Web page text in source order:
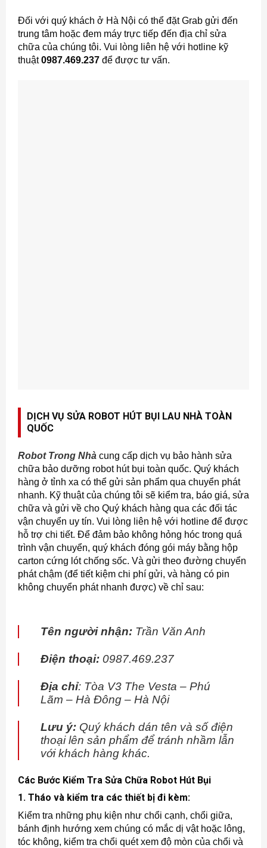
Đối với quý khách ở Hà Nội có thể đặt Grab gửi đến
trung tâm hoặc đem máy trực tiếp đến địa chỉ sửa
chữa của chúng tôi. Vui lòng liên hệ với hotline kỹ
thuật0987.469.237để được tư vấn.
DỊCH VỤ SỬA ROBOT HÚT BỤI LAU NHÀ TOÀN
QUỐC
Robot Trong Nhàcung cấp dịch vụ bảo hành sửa
chữa bảo dưỡng robot hút bụi toàn quốc. Quý khách
hàng ở tỉnh xa có thể gửi sản phẩm qua chuyển phát
nhanh. Kỹ thuật của chúng tôi sẽ kiểm tra, báo giá, sửa
chữa và gửi về cho Quý khách hàng qua các đối tác
vận chuyển uy tín. Vui lòng liên hệ với hotline để được
hỗ trợ chi tiết. Để đảm bảo không hỏng hóc trong quá
trình vận chuyển, quý khách đóng gói máy bằng hộp
carton cứng lót chống sốc. Và gửi theo đường chuyển
phát chậm (để tiết kiệm chi phí gửi, và hàng có pin
không chuyển phát nhanh được) về chỉ sau:
Tên người nhận:Trần Văn Anh
Điện thoại:0987.469.237
Địa chỉ: Tòa V3 The Vesta – Phú
Lãm – Hà Đông – Hà Nội
Lưu ý:Quý khách dán tên và số điện
thoại lên sản phẩm để tránh nhầm lẫn
với khách hàng khác.
Các Bước Kiểm Tra Sửa Chữa Robot Hút Bụi
1. Tháo và kiểm tra các thiết bị đi kèm:
Kiểm tra những phụ kiện như chổi cạnh, chổi giữa,
bánh định hướng xem chúng có mắc dị vật hoặc lông,
tóc không, kiểm tra chổi quét xem độ mòn của chổi và